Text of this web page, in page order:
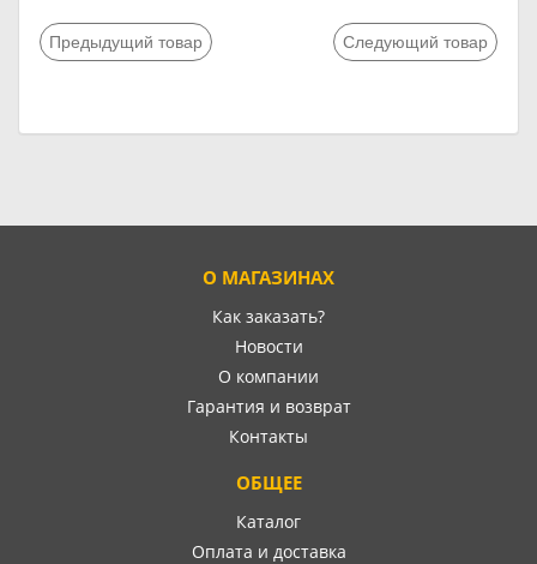
Предыдущий товар Следующий товар
О МАГАЗИНАХ
Как заказать?
Новости
О компании
Гарантия и возврат
Контакты
ОБЩЕЕ
Каталог
Оплата и доставка